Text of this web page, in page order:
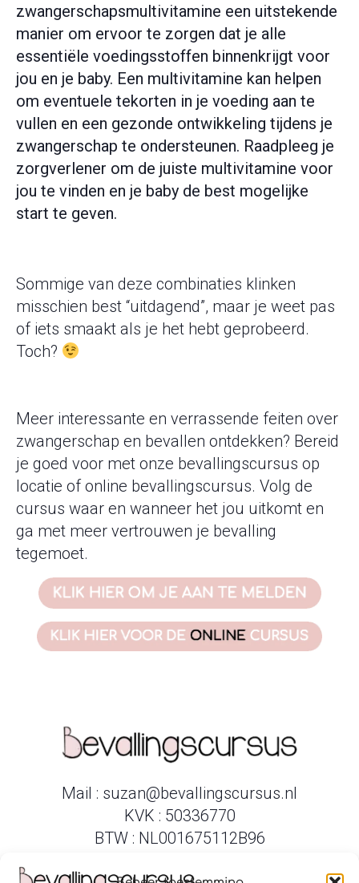
zwangerschapsmultivitamine een uitstekende
manier om ervoor te zorgen dat je alle
essentiële voedingsstoffen binnenkrijgt voor
jou en je baby. Een multivitamine kan helpen
om eventuele tekorten in je voeding aan te
vullen en een gezonde ontwikkeling tijdens je
zwangerschap te ondersteunen. Raadpleeg je
zorgverlener om de juiste multivitamine voor
jou te vinden en je baby de best mogelijke
start te geven.
Sommige van deze combinaties klinken
misschien best “uitdagend”, maar je weet pas
of iets smaakt als je het hebt geprobeerd.
Toch?
Meer interessante en verrassende feiten over
zwangerschap en bevallen ontdekken? Bereid
je goed voor met onze bevallingscursus op
locatie of online bevallingscursus. Volg de
cursus waar en wanneer het jou uitkomt en
ga met meer vertrouwen je bevalling
tegemoet.
Mail : suzan@bevallingscursus.nl
KVK : 50336770
BTW : NL001675112B96